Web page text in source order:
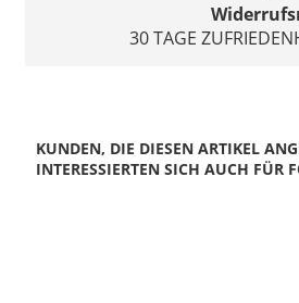
30 TAGE
KUNDEN, DIE DIESEN ARTIKEL
INTERESSIERTEN SICH AUCH FÜR